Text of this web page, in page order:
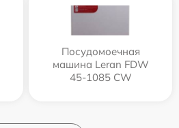
Посудомоечная
машина Leran FDW
45-1085 CW